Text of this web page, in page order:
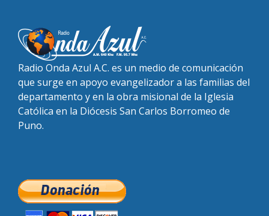
Radio Onda Azul A.C. es un medio de comunicación
que surge en apoyo evangelizador a las familias del
departamento y en la obra misional de la Iglesia
Católica en la Diócesis San Carlos Borromeo de
Puno.